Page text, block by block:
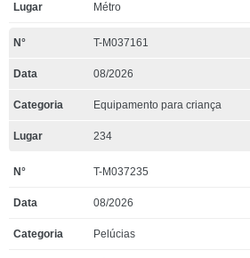
Métro
T-M037161
08/2026
Equipamento para criança
234
T-M037235
08/2026
Pelúcias